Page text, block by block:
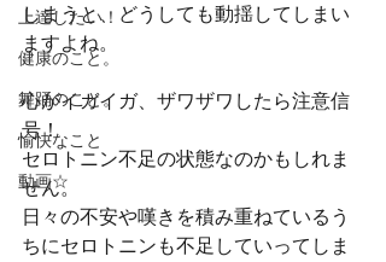
上達したい！
健康のこと。
舞踊のこと。
愉快なこと
動画☆
しまうと、どうしても動揺してしまい
ますよね。
心がイガイガ、ザワザワしたら注意信
号！
セロトニン不足の状態なのかもしれま
せん。
日々の不安や嘆きを積み重ねているう
ちにセロトニンも不足していってしま